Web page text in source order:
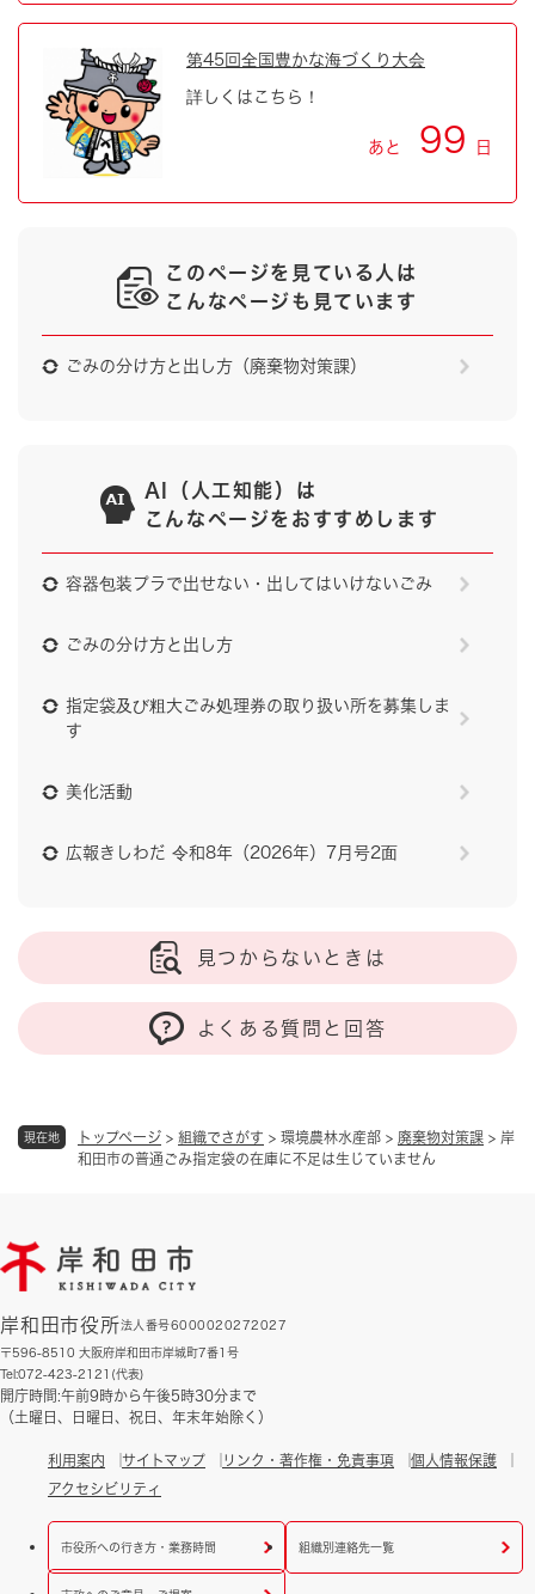
現在地 トップページ > 組織でさがす > 環境農林水産部 > 廃棄物対策課 > 岸
和田市の普通ごみ指定袋の在庫に不足は生じていません
第45回全国豊かな海づくり大会
詳しくはこちら！
あと 99 日
このページを見ている人は
こんなページも見ています
ごみの分け方と出し方（廃棄物対策課）
AI（人工知能）は
こんなページをおすすめします
容器包装プラで出せない・出してはいけないごみ
ごみの分け方と出し方
指定袋及び粗大ごみ処理券の取り扱い所を募集しま
す
美化活動
広報きしわだ 令和8年（2026年）7月号2面
見つからないときは
よくある質問と回答
岸和田市役所法人番号6000020272027
〒596-8510 大阪府岸和田市岸城町7番1号
Tel:072-423-2121(代表)
開庁時間:午前9時から午後5時30分まで
（土曜日、日曜日、祝日、年末年始除く）
利用案内 サイトマップ リンク・著作権・免責事項
個人情報保護
アクセシビリティ
市役所への行き方・業務時間 組織別連絡先一覧